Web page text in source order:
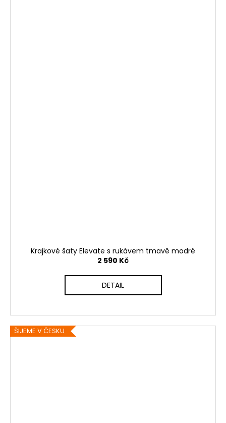
Krajkové šaty Elevate s rukávem tmavě modré
2 590 Kč
DETAIL
ŠIJEME V ČESKU